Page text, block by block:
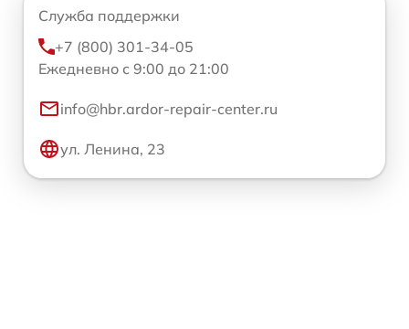
Служба поддержки
+7 (800) 301-34-05
Ежедневно с 9:00 до 21:00
info@hbr.ardor-repair-center.ru
ул. Ленина, 23